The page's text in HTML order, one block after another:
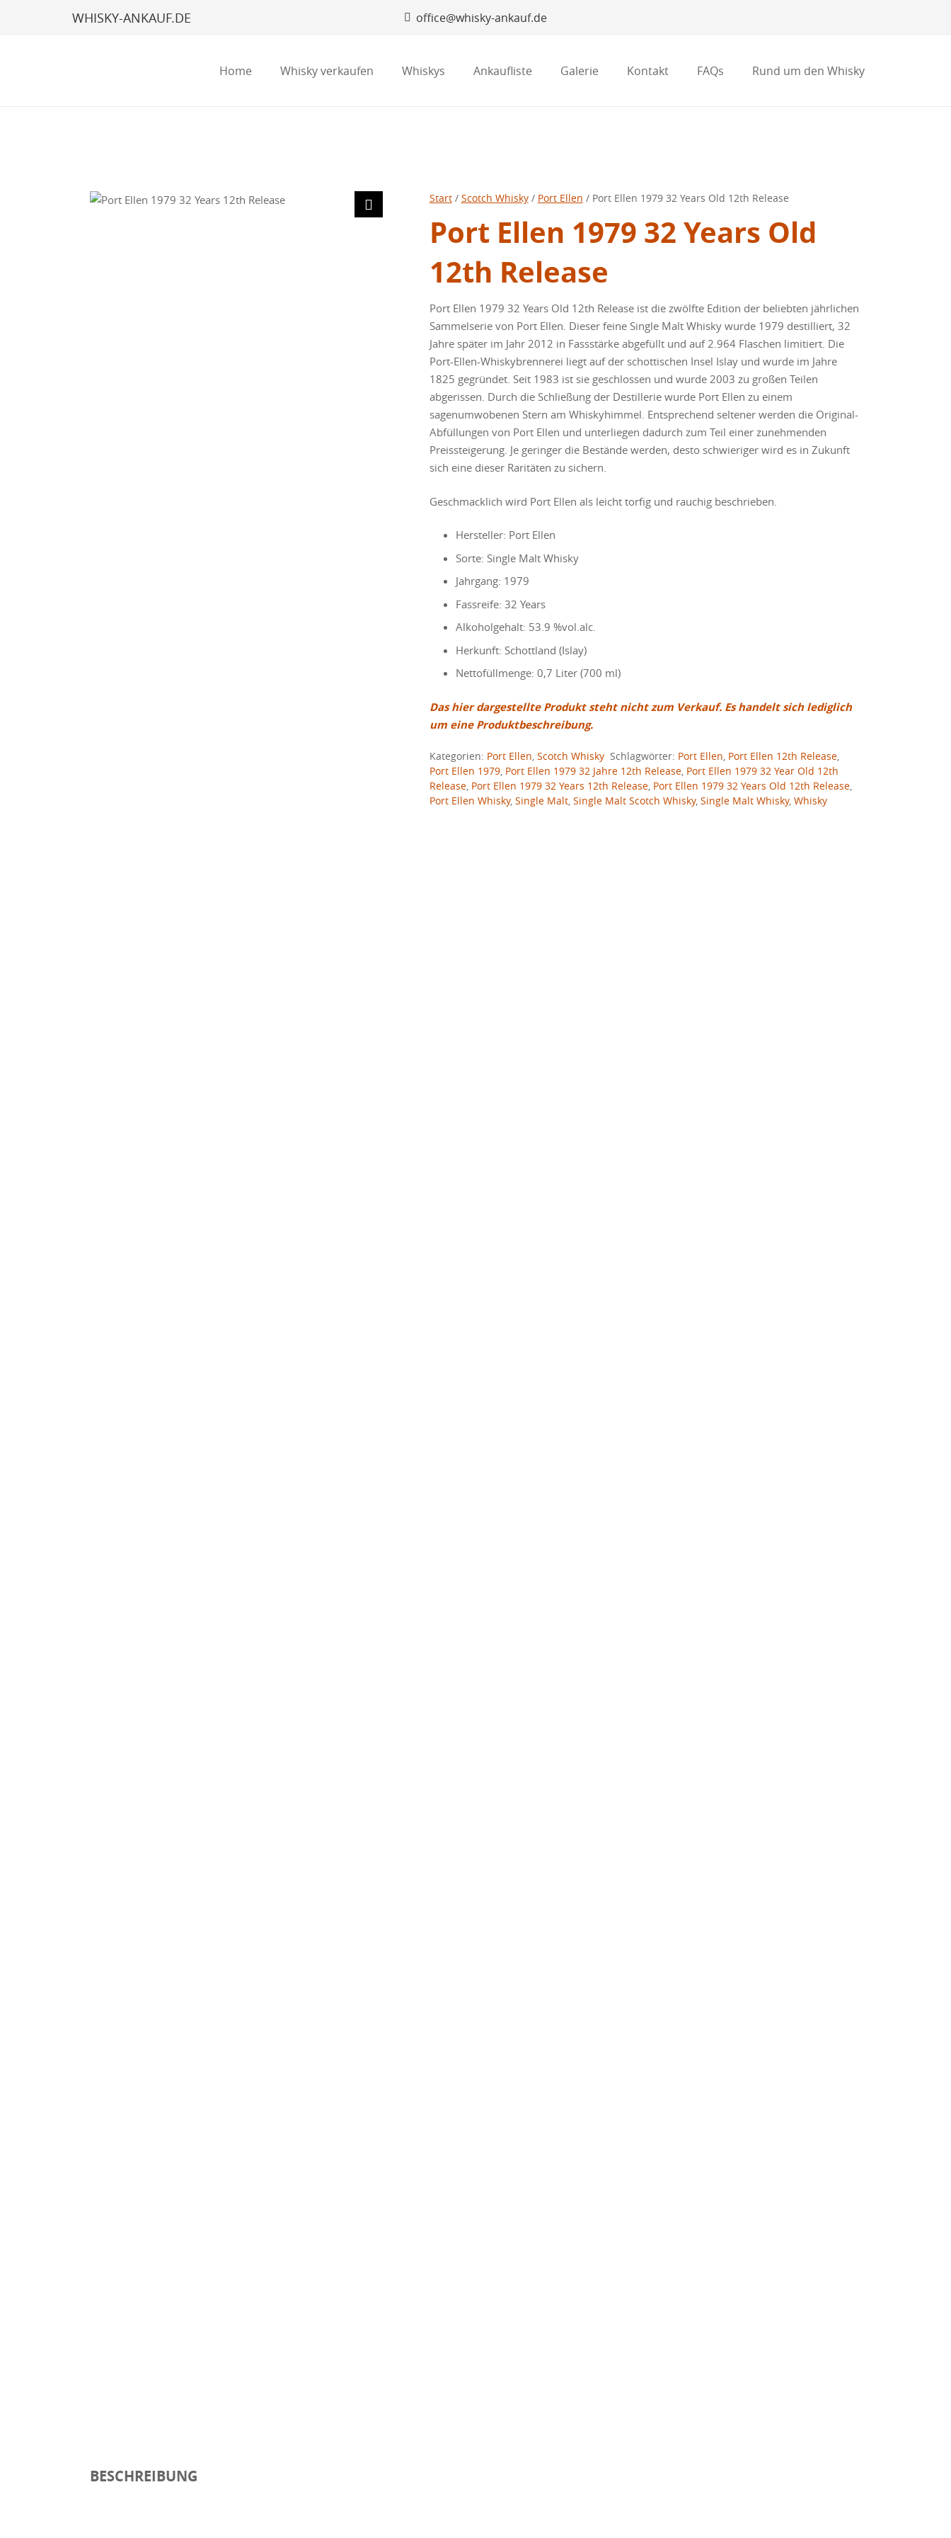
WHISKY-ANKAUF.DE office@whisky-ankauf.de
Home Whisky verkaufen Whiskys Ankaufliste Galerie Kontakt FAQs Rund um den Whisky
Start/ Scotch Whisky/ Port Ellen / Port Ellen 1979 32 Years Old 12th Release
Port Ellen 1979 32 Years Old
12th Release
Port Ellen 1979 32 Years Old 12th Release ist die zwölfte Edition der beliebten jährlichen
Sammelserie von Port Ellen. Dieser feine Single Malt Whisky wurde 1979 destilliert, 32
Jahre später im Jahr 2012 in Fassstärke abgefüllt und auf 2.964 Flaschen limitiert. Die
Port-Ellen-Whiskybrennerei liegt auf der schottischen Insel Islay und wurde im Jahre
1825 gegründet. Seit 1983 ist sie geschlossen und wurde 2003 zu großen Teilen
abgerissen. Durch die Schließung der Destillerie wurde Port Ellen zu einem
sagenumwobenen Stern am Whiskyhimmel. Entsprechend seltener werden die Original-
Abfüllungen von Port Ellen und unterliegen dadurch zum Teil einer zunehmenden
Preissteigerung. Je geringer die Bestände werden, desto schwieriger wird es in Zukunft
sich eine dieser Raritäten zu sichern.
Geschmacklich wird Port Ellen als leicht torfig und rauchig beschrieben.
Hersteller: Port Ellen
Sorte: Single Malt Whisky
Jahrgang: 1979
Fassreife: 32 Years
Alkoholgehalt: 53.9 %vol.alc.
Herkunft: Schottland (Islay)
Nettofüllmenge: 0,7 Liter (700 ml)
Das hier dargestellte Produkt steht nicht zum Verkauf. Es handelt sich lediglich
um eine Produktbeschreibung.
Kategorien: Port Ellen, Scotch Whisky Schlagwörter: Port Ellen, Port Ellen 12th Release,
Port Ellen 1979, Port Ellen 1979 32 Jahre 12th Release, Port Ellen 1979 32 Year Old 12th
Release, Port Ellen 1979 32 Years 12th Release, Port Ellen 1979 32 Years Old 12th Release,
Port Ellen Whisky, Single Malt, Single Malt Scotch Whisky, Single Malt Whisky, Whisky
BESCHREIBUNG